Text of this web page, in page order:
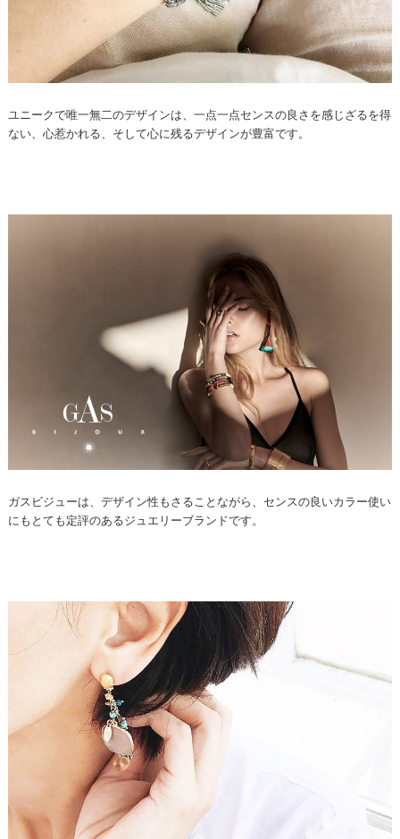
ユニークで唯一無二のデザインは、一点一点センスの良さを感じざるを得
ない、心惹かれる、そして心に残るデザインが豊富です。
ガスビジューは、デザイン性もさることながら、センスの良いカラー使い
にもとても定評のあるジュエリーブランドです。